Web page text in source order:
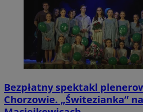
Bezpłatny spektakl
Chorzowie. „Świtezianka”